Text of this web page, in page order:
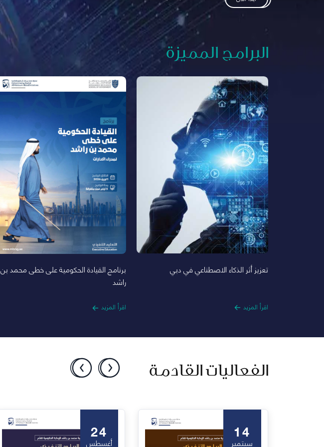
البرامج المميزة
تعزيز أثر الذكاء الاصطناعي في دبي
اقرأ المزيد
برنامج القيادة الحكومية على خطى محمد بن
راشد
اقرأ المزيد
الفعاليات القادمة
14
سبتمبر
24
أغسطس